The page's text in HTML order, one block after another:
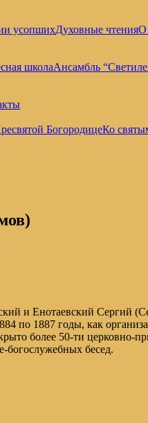
усопшихДуховные чтенияО
школаАнсамбль
БогородицеКо
и Енотаевский Сергий
по 1887 годы, как
более 50-ти церковно-
богослужебных бесед.